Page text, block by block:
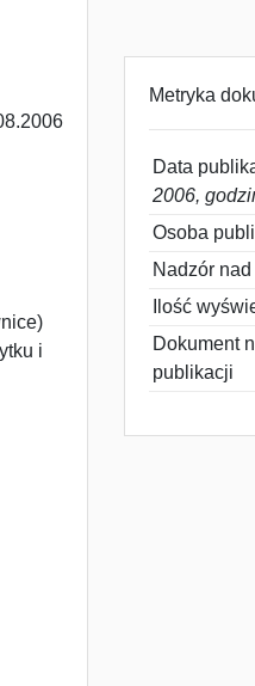
i
Metryka
Data
2006,
Osoba
Nadzór
Ilość
Dokument
publikacji